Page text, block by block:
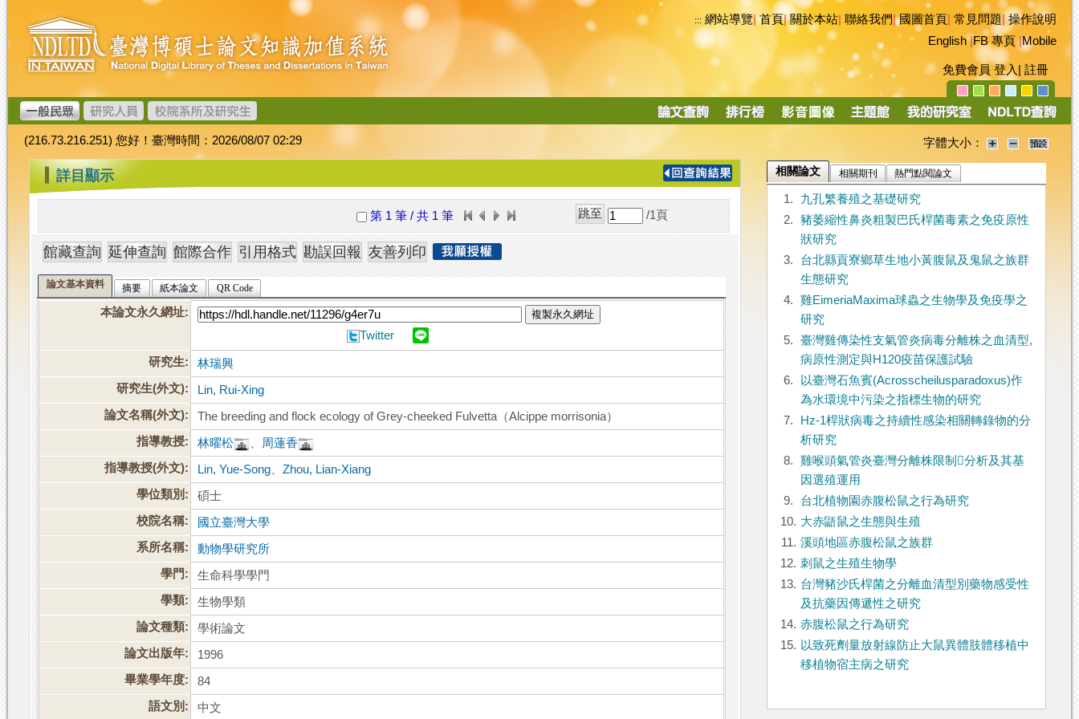
跳
到
主
要
內
容
臺
灣
博
碩
士
論
文
加
值
系
統
::: 網站導覽|首頁|關於本站 聯絡我們|國圖首頁 常見問題|操作說明
English|FB 專頁|Mobile
免費會員 登入 註冊
導
(216.73.216.251) 您好！臺灣時間：2026/08/07 02:29 字體大小：
::: 詳目顯示
第 1 筆 / 共 1 筆 /1 頁
論文基本資料 摘要 紙本論文 QR Code
本論文永久網址: 複製永久網址
Twitter
研究生:
林瑞興
研究生(外文):
Lin, Rui-Xing
論文名稱(外文):
The breeding and flock ecology of Grey-cheeked Fulvetta（Alcippe morrisonia）
指導教授:
林曜松
周蓮香
指導教授(外文):
Lin, Yue-Song 、Zhou, Lian-Xiang
學位類別:
碩士
校院名稱:
國立臺灣大學
系所名稱:
動物學研究所
學門:
生命科學學門
學類:
生物學類
論文種類:
學術論文
論文出版年:
1996
畢業學年度:
84
語文別:
中文
相關論文 相關期刊 熱門點閱論文
1.
九孔繁養殖之基礎研究
2.
豬萎縮性鼻炎粗製巴氏桿菌毒素之免疫原性
狀研究
3.
台北縣貢寮鄉草生地小黃腹鼠及鬼鼠之族群
生態研究
4.
雞EimeriaMaxima球蟲之生物學及免疫學之
研究
5.
臺灣雞傳染性支氣管炎病毒分離株之血清型,
病原性測定與H120疫苗保護試驗
6.
以臺灣石魚賓(Acrosscheilusparadoxus)作
為水環境中污染之指標生物的研究
7.
Hz-1桿狀病毒之持續性感染相關轉錄物的分
析研究
8.
雞喉頭氣管炎臺灣分離株限制分析及其基
因選殖運用
9.
台北植物園赤腹松鼠之行為研究
10. 大赤鼯鼠之生態與生殖
11. 溪頭地區赤腹松鼠之族群
12. 刺鼠之生殖生物學
13. 台灣豬沙氏桿菌之分離血清型別藥物感受性
及抗藥因傳遞性之研究
14. 赤腹松鼠之行為研究
15. 以致死劑量放射線防止大鼠異體肢體移植中
移植物宿主病之研究